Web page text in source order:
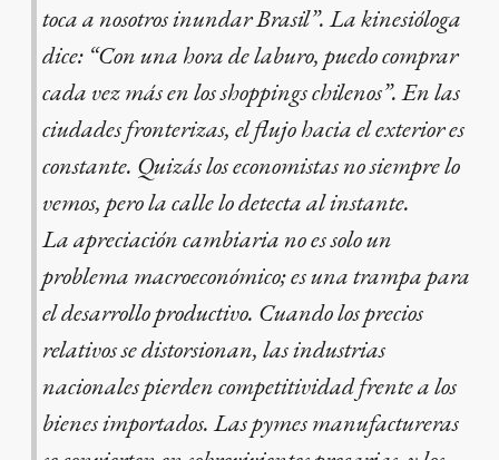
toca a nosotros inundar Brasil”. La kinesióloga
dice: “Con una hora de laburo, puedo comprar
cada vez más en los shoppings chilenos”. En las
ciudades fronterizas, el flujo hacia el exterior es
constante. Quizás los economistas no siempre lo
vemos, pero la calle lo detecta al instante.
La apreciación cambiaria no es solo un
problema macroeconómico; es una trampa para
el desarrollo productivo. Cuando los precios
relativos se distorsionan, las industrias
nacionales pierden competitividad frente a los
bienes importados. Las pymes manufactureras